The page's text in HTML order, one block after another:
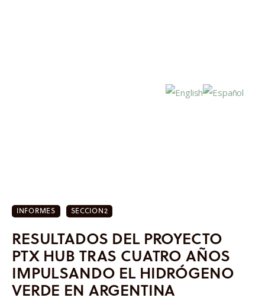
Investigación
Proyectos
Informes
INFORMES SECCION2
RESULTADOS DEL PROYECTO
PTX HUB TRAS CUATRO AÑOS
IMPULSANDO EL HIDRÓGENO
VERDE EN ARGENTINA